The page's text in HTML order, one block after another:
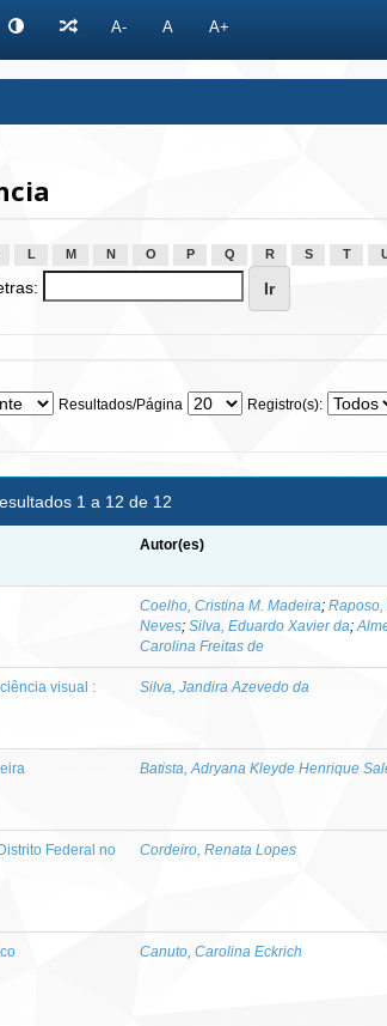
A- A A+
L M N O P Q R S T
Resultados/Página Registro(s):
1 a 12 de 12
Autor(es)
Coelho, Cristina M. Madeira; Raposo,
Neves; Silva, Eduardo Xavier da;
Carolina Freitas de
visual :
Silva, Jandira Azevedo da
Batista, Adryana Kleyde Henrique
Federal no
Cordeiro, Renata Lopes
Canuto, Carolina Eckrich